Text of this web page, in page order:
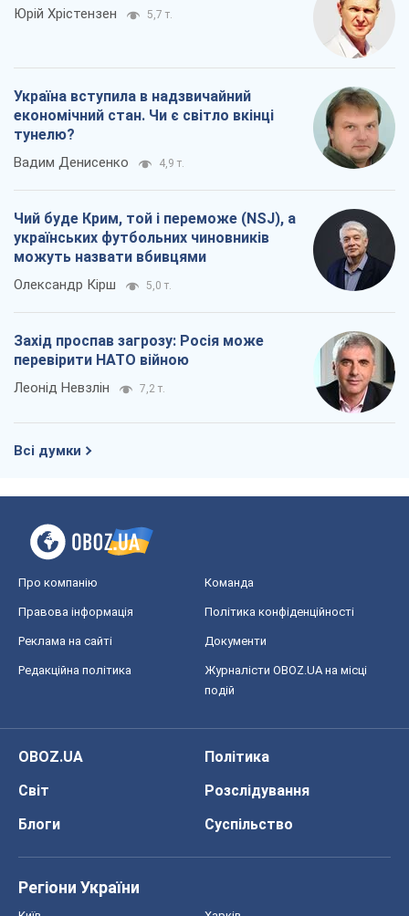
Юрій Хрістензен 5,7 т.
Україна вступила в надзвичайний
економічний стан. Чи є світло вкінці
тунелю?
Вадим Денисенко 4,9 т.
Чий буде Крим, той і переможе (NSJ), а
українських футбольних чиновників
можуть назвати вбивцями
Олександр Кірш 5,0 т.
Захід проспав загрозу: Росія може
перевірити НАТО війною
Леонід Невзлін 7,2 т.
Всі думки
Про компанію Команда
Правова інформація Політика конфіденційності
Реклама на сайті Документи
Редакційна політика
Журналісти OBOZ.UA на місці
подій
OBOZ.UA
Політика
Світ
Розслідування
Блоги
Суспільство
Регіони України